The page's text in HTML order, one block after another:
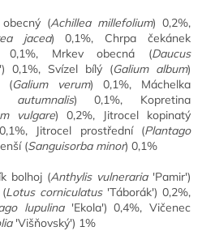
obecný (Achillea millefolium) 0,2%,
jacea) 0,1%, Chrpa čekánek
0,1%, Mrkev obecná (Daucus
0,1%, Svízel bílý (Galium album)
(Galium verum) 0,1%, Máchelka
autumnalis) 0,1%, Kopretina
vulgare) 0,2%, Jitrocel kopinatý
Jitrocel prostřední (Plantago
(Sanguisorba minor) 0,1%
bolhoj (Anthylis vulneraria'Pamir')
Lotus corniculatus'Táborák') 0,2%,
lupulina'Ekola') 0,4%, Vičenec
'Višňovský') 1%